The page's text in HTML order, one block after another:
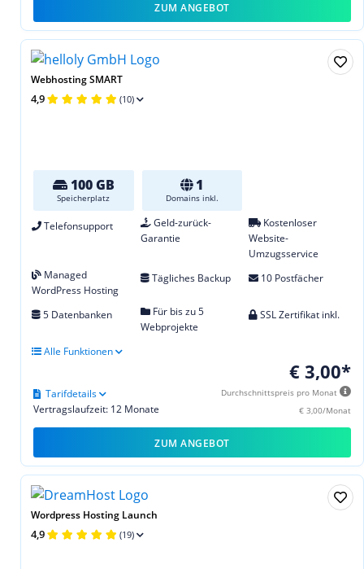
ZUM ANGEBOT
Webhosting SMART
4,9 (10)
100 GB
Speicherplatz
1
Domains inkl.
Telefonsupport
Geld-zurück-
Garantie
Kostenloser
Website-
Umzugsservice
Managed
WordPress Hosting
Tägliches Backup 10 Postfächer
5 Datenbanken
Für bis zu 5
Webprojekte
SSL Zertifikat inkl.
Alle Funktionen
€ 3,00*
Durchschnittspreis pro Monat
€ 3,00/Monat
Vertragslaufzeit: 12 Monate
Tarifdetails
ZUM ANGEBOT
Wordpress Hosting Launch
4,9 (19)